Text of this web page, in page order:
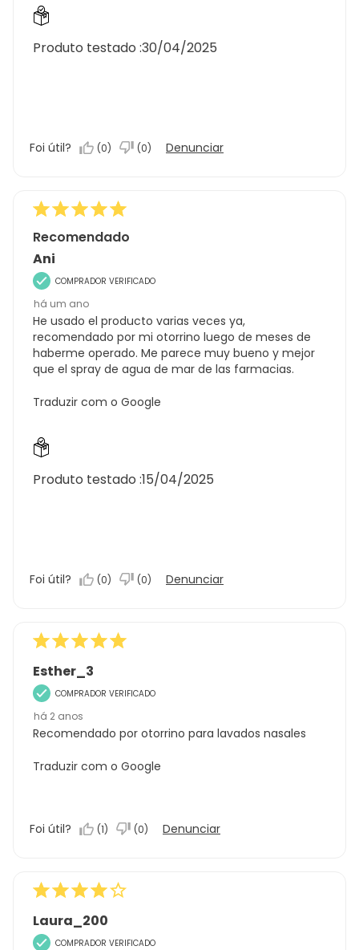
Produto testado :30/04/2025
Foi útil? (0) (0) Denunciar
Recomendado
Ani
COMPRADOR VERIFICADO
há um ano
He usado el producto varias veces ya,
recomendado por mi otorrino luego de meses de
haberme operado. Me parece muy bueno y mejor
que el spray de agua de mar de las farmacias.
Traduzir com o Google
Produto testado :15/04/2025
Foi útil? (0) (0) Denunciar
Esther_3
COMPRADOR VERIFICADO
há 2 anos
Recomendado por otorrino para lavados nasales
Traduzir com o Google
Foi útil? (1) (0) Denunciar
Laura_200
COMPRADOR VERIFICADO